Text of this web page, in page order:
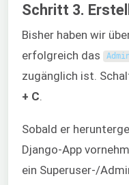
Schritt 3.
Bisher haben wir
erfolgreich das
zugänglich ist.
+ C
Sobald er
Django-App
ein Superuser-/